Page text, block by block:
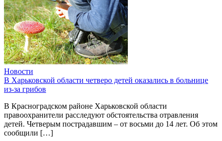
Новости
В Харьковской области четверо детей оказались в больнице
из-за грибов
В Красноградском районе Харьковской области
правоохранители расследуют обстоятельства отравления
детей. Четверым пострадавшим – от восьми до 14 лет. Об этом
сообщили […]